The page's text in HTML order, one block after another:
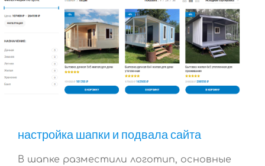
настройка шапки и подвала сайта
В шапке разместили логотип, основные